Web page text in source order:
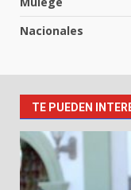
Nacionales
TE PUEDEN